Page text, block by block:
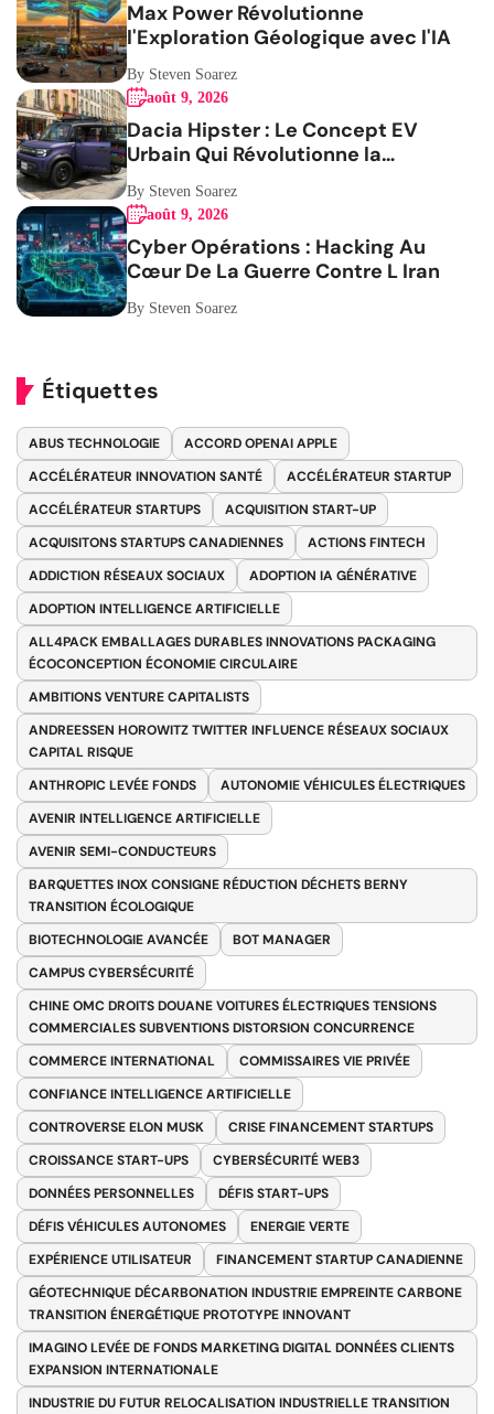
Max Power Révolutionne
l'Exploration Géologique avec l'IA
By Steven Soarez
août 9, 2026
Dacia Hipster : Le Concept EV
Urbain Qui Révolutionne la
Mobilité
By Steven Soarez
août 9, 2026
Cyber Opérations : Hacking Au
Cœur De La Guerre Contre L Iran
By Steven Soarez
Étiquettes
ABUS TECHNOLOGIE
ACCORD OPENAI APPLE
ACCÉLÉRATEUR INNOVATION SANTÉ
ACCÉLÉRATEUR STARTUP
ACCÉLÉRATEUR STARTUPS
ACQUISITION START-UP
ACQUISITONS STARTUPS CANADIENNES
ACTIONS FINTECH
ADDICTION RÉSEAUX SOCIAUX
ADOPTION IA GÉNÉRATIVE
ADOPTION INTELLIGENCE ARTIFICIELLE
ALL4PACK EMBALLAGES DURABLES INNOVATIONS PACKAGING
ÉCOCONCEPTION ÉCONOMIE CIRCULAIRE
AMBITIONS VENTURE CAPITALISTS
ANDREESSEN HOROWITZ TWITTER INFLUENCE RÉSEAUX SOCIAUX
CAPITAL RISQUE
ANTHROPIC LEVÉE FONDS
AUTONOMIE VÉHICULES ÉLECTRIQUES
AVENIR INTELLIGENCE ARTIFICIELLE
AVENIR SEMI-CONDUCTEURS
BARQUETTES INOX CONSIGNE RÉDUCTION DÉCHETS BERNY
TRANSITION ÉCOLOGIQUE
BIOTECHNOLOGIE AVANCÉE
BOT MANAGER
CAMPUS CYBERSÉCURITÉ
CHINE OMC DROITS DOUANE VOITURES ÉLECTRIQUES TENSIONS
COMMERCIALES SUBVENTIONS DISTORSION CONCURRENCE
COMMERCE INTERNATIONAL
COMMISSAIRES VIE PRIVÉE
CONFIANCE INTELLIGENCE ARTIFICIELLE
CONTROVERSE ELON MUSK
CRISE FINANCEMENT STARTUPS
CROISSANCE START-UPS
CYBERSÉCURITÉ WEB3
DONNÉES PERSONNELLES
DÉFIS START-UPS
DÉFIS VÉHICULES AUTONOMES
ENERGIE VERTE
EXPÉRIENCE UTILISATEUR
FINANCEMENT STARTUP CANADIENNE
GÉOTECHNIQUE DÉCARBONATION INDUSTRIE EMPREINTE CARBONE
TRANSITION ÉNERGÉTIQUE PROTOTYPE INNOVANT
IMAGINO LEVÉE DE FONDS MARKETING DIGITAL DONNÉES CLIENTS
EXPANSION INTERNATIONALE
INDUSTRIE DU FUTUR RELOCALISATION INDUSTRIELLE TRANSITION